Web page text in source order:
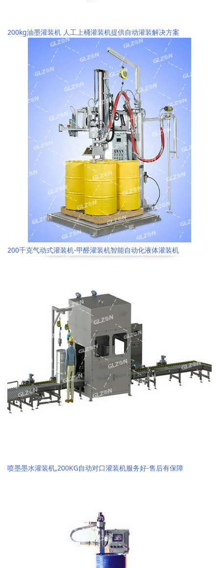
200kg油墨灌装机 人工上桶灌装机提供自动灌装解决方案
200千克气动式灌装机-甲醛灌装机智能自动化液体灌装机
喷墨墨水灌装机,200KG自动对口灌装机服务好-售后有保障